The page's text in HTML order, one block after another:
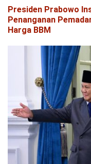
Presiden Prabowo
Penanganan
Harga BBM